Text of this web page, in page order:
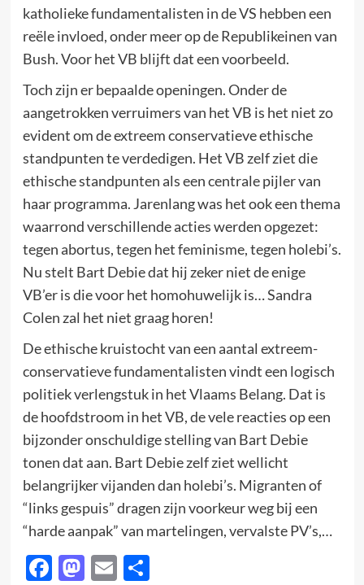
katholieke fundamentalisten in de VS hebben een
reële invloed, onder meer op de Republikeinen van
Bush. Voor het VB blijft dat een voorbeeld.
Toch zijn er bepaalde openingen. Onder de
aangetrokken verruimers van het VB is het niet zo
evident om de extreem conservatieve ethische
standpunten te verdedigen. Het VB zelf ziet die
ethische standpunten als een centrale pijler van
haar programma. Jarenlang was het ook een thema
waarrond verschillende acties werden opgezet:
tegen abortus, tegen het feminisme, tegen holebi’s.
Nu stelt Bart Debie dat hij zeker niet de enige
VB’er is die voor het homohuwelijk is… Sandra
Colen zal het niet graag horen!
De ethische kruistocht van een aantal extreem-
conservatieve fundamentalisten vindt een logisch
politiek verlengstuk in het Vlaams Belang. Dat is
de hoofdstroom in het VB, de vele reacties op een
bijzonder onschuldige stelling van Bart Debie
tonen dat aan. Bart Debie zelf ziet wellicht
belangrijker vijanden dan holebi’s. Migranten of
“links gespuis” dragen zijn voorkeur weg bij een
“harde aanpak” van martelingen, vervalste PV’s,…
Facebook
Mastodon
EmailDelen